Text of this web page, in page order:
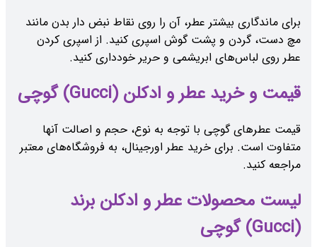
برای ماندگاری بیشتر عطر، آن را روی نقاط نبض دار بدن مانند
مچ دست، گردن و پشت گوش اسپری کنید. از اسپری کردن
عطر روی لباس‌های ابریشمی و حریر خودداری کنید.
قیمت و خرید عطر و ادکلن (Gucci) گوچی
قیمت عطرهای گوچی با توجه به نوع، حجم و اصالت آنها
متفاوت است. برای خرید عطر اورجینال، به فروشگاه‌های معتبر
مراجعه کنید.
لیست محصولات عطر و ادکلن برند
(Gucci) گوچی